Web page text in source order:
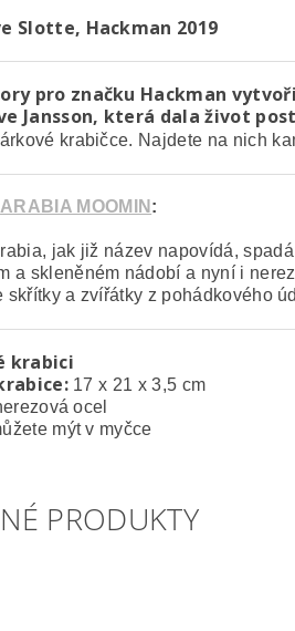
Slotte, Hackman 2019
pro značku Hackman
Jansson, která dala život
krabičce. Najdete na nich
ARABIA MOOMIN :
jak již název napovídá,
a skleněném nádobí a nyní i
skřítky a zvířátky z pohádkového
krabici
17 x 21 x 3,5 cm
ocel
mýt v myčce
PRODUKTY